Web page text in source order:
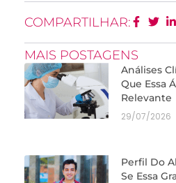
COMPARTILHAR:
MAIS POSTAGENS
Análises
Que Essa
Relevante
29/07/2026
Perfil Do
Se Essa